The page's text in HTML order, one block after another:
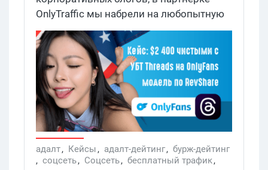
OnlyTraffic мы набрели на любопытную
связку слива УБТ трафика с Threads на
OnlyFans модель по RevShare. Автор
поднял $2 400 чистыми всего на 3
аккаунтах, вложив в связку 2 бакса на
VPN. Причем сливая на дейтинг линку с
того же источника, он заработал всего
$680. Заходи, разбираем кейс по
косточкам, пройдемся по мутным
звоночкам и полезным фишкам,
которые стоит забрать в закладки.
адалт, Кейсы, адалт-дейтинг, бурж-дейтинг
, соцсеть, Соцсеть, бесплатный трафик,